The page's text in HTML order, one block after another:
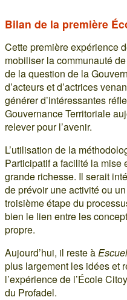
Bilan de la première
Cette première expérience
mobiliser la communauté
de la question de la
d’acteurs et d’actrices
générer d’intéressantes
Gouvernance Territoriale
relever pour l’avenir.
L’utilisation de la
Participatif a facilité la mise
grande richesse. Il serait
de prévoir une activité ou
troisième étape du
bien le lien entre les
propre.
Aujourd’hui, il reste à
plus largement les idées et
l’expérience de l’École
du Profadel.